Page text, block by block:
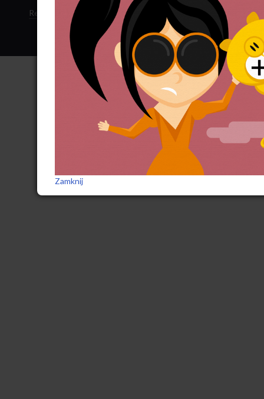
Regulamin sklepu Polityka ciasteczek · Subskrypcja RSS
Zamknij